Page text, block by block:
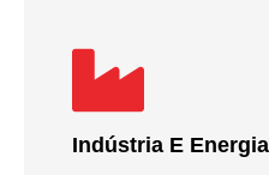
Indústria E Energia